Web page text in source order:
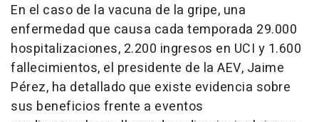
En el caso de la vacuna de la gripe, una
enfermedad que causa cada temporada 29.000
hospitalizaciones, 2.200 ingresos en UCI y 1.600
fallecimientos, el presidente de la AEV, Jaime
Pérez, ha detallado que existe evidencia sobre
sus beneficios frente a eventos